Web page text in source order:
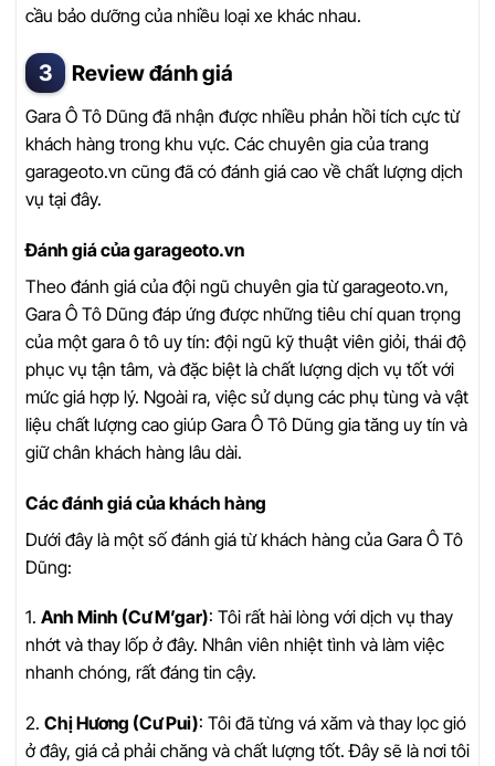
cầu bảo dưỡng của nhiều loại xe khác nhau.
Review đánh giá
Gara Ô Tô Dũng đã nhận được nhiều phản hồi tích cực từ
khách hàng trong khu vực. Các chuyên gia của trang
garageoto.vn cũng đã có đánh giá cao về chất lượng dịch
vụ tại đây.
Đánh giá của garageoto.vn
Theo đánh giá của đội ngũ chuyên gia từ garageoto.vn,
Gara Ô Tô Dũng đáp ứng được những tiêu chí quan trọng
của một gara ô tô uy tín: đội ngũ kỹ thuật viên giỏi, thái độ
phục vụ tận tâm, và đặc biệt là chất lượng dịch vụ tốt với
mức giá hợp lý. Ngoài ra, việc sử dụng các phụ tùng và vật
liệu chất lượng cao giúp Gara Ô Tô Dũng gia tăng uy tín và
giữ chân khách hàng lâu dài.
Các đánh giá của khách hàng
Dưới đây là một số đánh giá từ khách hàng của Gara Ô Tô
Dũng:
1. Anh Minh (Cư M’gar): Tôi rất hài lòng với dịch vụ thay
nhớt và thay lốp ở đây. Nhân viên nhiệt tình và làm việc
nhanh chóng, rất đáng tin cậy.
2. Chị Hương (Cư Pui): Tôi đã từng vá xăm và thay lọc gió
ở đây, giá cả phải chăng và chất lượng tốt. Đây sẽ là nơi tôi